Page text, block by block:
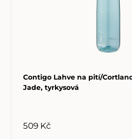
Contigo Lahve na pití/
Jade, tyrkysová
509 Kč